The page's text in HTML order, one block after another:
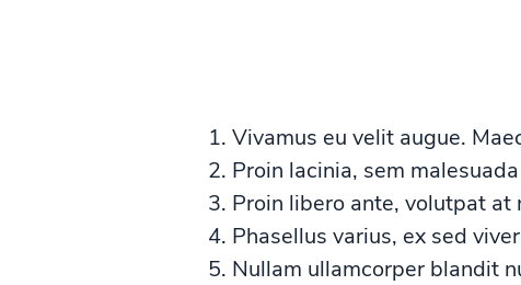
Vivamus eu velit augue.
Proin lacinia, sem
Proin libero ante, volutpat
Phasellus varius, ex sed
Nullam ullamcorper blandit